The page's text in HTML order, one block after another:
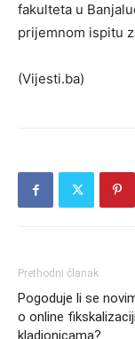
fakulteta u
prijemnom ispitu
(Vijesti.ba)
Prethodni članak
Pogoduje li se
o online fikskalizaciji
kladionicama?